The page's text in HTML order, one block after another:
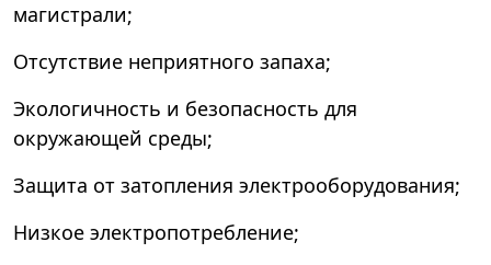
магистрали;
Отсутствие неприятного запаха;
Экологичность и безопасность для
окружающей среды;
Защита от затопления электрооборудования;
Низкое электропотребление;